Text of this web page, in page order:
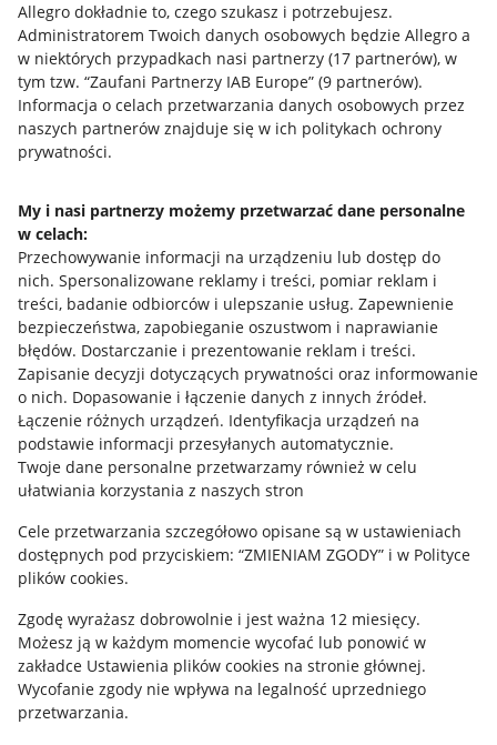
Allegro dokładnie to, czego szukasz i potrzebujesz.
Administratorem Twoich danych osobowych będzie Allegro a
w niektórych przypadkach nasi partnerzy (17 partnerów), w
tym tzw. “Zaufani Partnerzy IAB Europe” (9 partnerów).
Informacja o celach przetwarzania danych osobowych przez
naszych partnerów znajduje się w ich politykach ochrony
prywatności.
My i nasi partnerzy możemy przetwarzać dane personalne
w celach:
Przechowywanie informacji na urządzeniu lub dostęp do
nich. Spersonalizowane reklamy i treści, pomiar reklam i
treści, badanie odbiorców i ulepszanie usług. Zapewnienie
bezpieczeństwa, zapobieganie oszustwom i naprawianie
błędów. Dostarczanie i prezentowanie reklam i treści.
Zapisanie decyzji dotyczących prywatności oraz informowanie
o nich. Dopasowanie i łączenie danych z innych źródeł.
Łączenie różnych urządzeń. Identyfikacja urządzeń na
podstawie informacji przesyłanych automatycznie.
Twoje dane personalne przetwarzamy również w celu
ułatwiania korzystania z naszych stron
Cele przetwarzania szczegółowo opisane są w ustawieniach
dostępnych pod przyciskiem: “ZMIENIAM ZGODY” i w Polityce
plików cookies.
Zgodę wyrażasz dobrowolnie i jest ważna 12 miesięcy.
Możesz ją w każdym momencie wycofać lub ponowić w
zakładce Ustawienia plików cookies na stronie głównej.
Wycofanie zgody nie wpływa na legalność uprzedniego
przetwarzania.
Przydatne informacje
Jak to działa
Allegro Gadane dla sprzedających
Allegro Gadane dla kupujących
Mapa miejscowości
Informacje prawne
Regulamin
Polityka plików "cookies"
Ustawienia plików "cookies"
Udostępnianie lokalizacji
Informacje dla Aktu o Usługach Cyfrowych
Pobierz aplikację